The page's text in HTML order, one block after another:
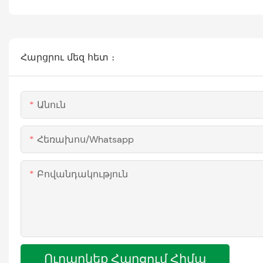
Հարցրու մեզ հետ ։
Անուն
Հեռախոս/whatsapp
Բովանդակություն
Ուղարկեք Հարցում Հիմա